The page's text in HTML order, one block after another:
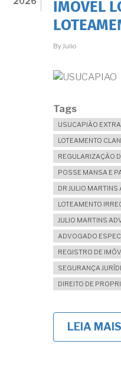
IMÓVEL
By Julio
Tags
USUCAPIÃO
LOTEAMENTO
REGULARIZAÇÃO
POSSE MANSA E
DR JULIO MARTINS
LOTEAMENTO
JULIO MARTINS
ADVOGADO
REGISTRO DE
SEGURANÇA
DIREITO DE
LEIA MAIS